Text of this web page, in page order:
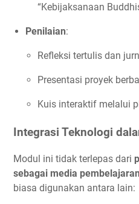
“Kebijaksanaan
Penilaian:
Refleksi tertulis dan
Presentasi proyek
Kuis interaktif melalui
Integrasi Teknologi
Modul ini tidak terlepas dari
sebagai media pembelajaran
biasa digunakan antara lain: